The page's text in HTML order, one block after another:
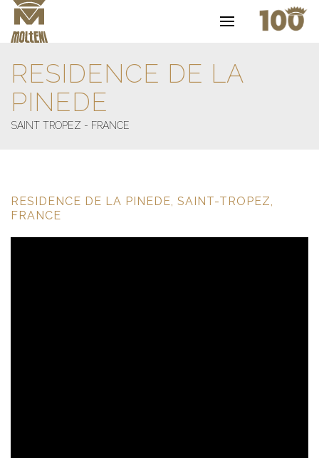
RESIDENCE DE LA
PINEDE
SAINT TROPEZ - FRANCE
RESIDENCE DE LA PINEDE, SAINT-TROPEZ,
FRANCE